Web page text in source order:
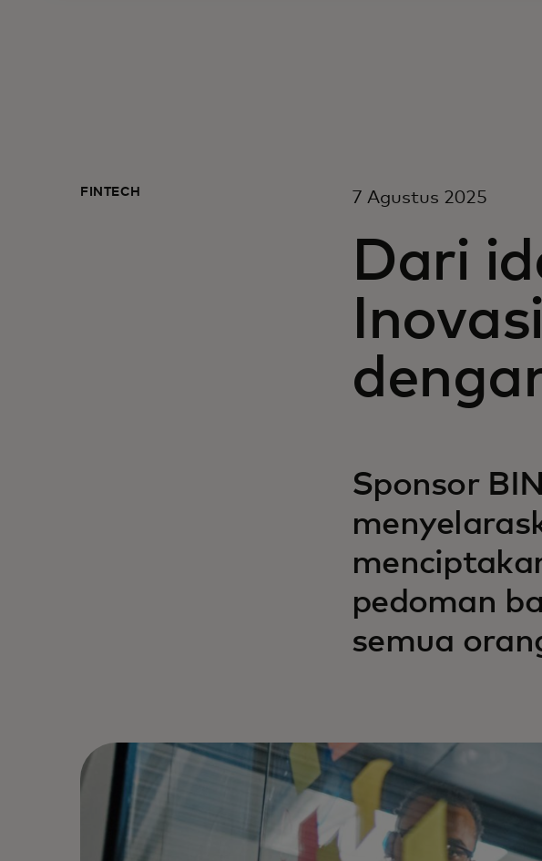
FINTECH 7 Agustus 2025
Dari
Sponsor
pedoman
semua